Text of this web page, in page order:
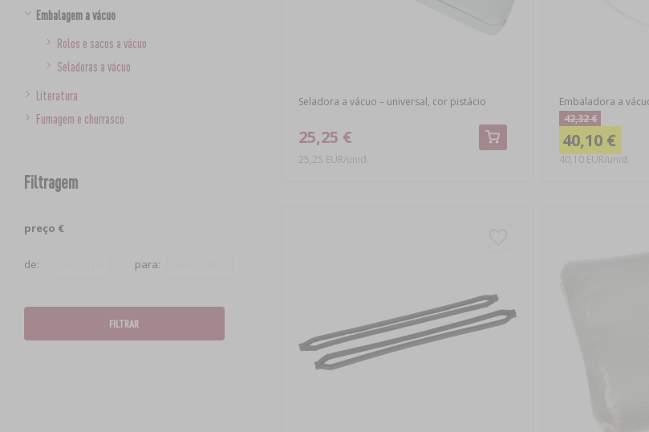
Embalagem a vácuo
Rolos e sacos a vácuo
Seladoras a vácuo
Literatura
Fumagem e churrasco
Filtragem
preço €
de: para:
FILTRAR
Seladora a vácuo – universal, cor pistácio
25,25 €
25,25 EUR/unid.
Embaladora a
42,32 €
40,10 €
40,10 EUR/unid.